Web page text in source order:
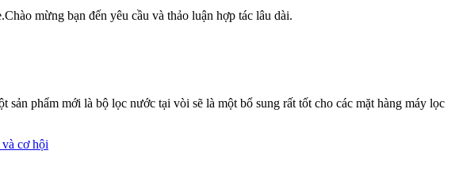
mừng bạn đến yêu cầu và thảo luận hợp tác lâu dài.
phẩm mới là bộ lọc nước tại vòi sẽ là một bổ sung rất tốt cho các mặt hàng máy lọc